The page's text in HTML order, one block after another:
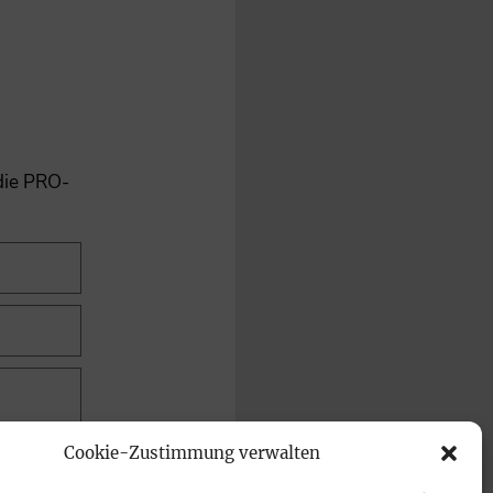
Cookie-Zustimmung verwalten
PRO-